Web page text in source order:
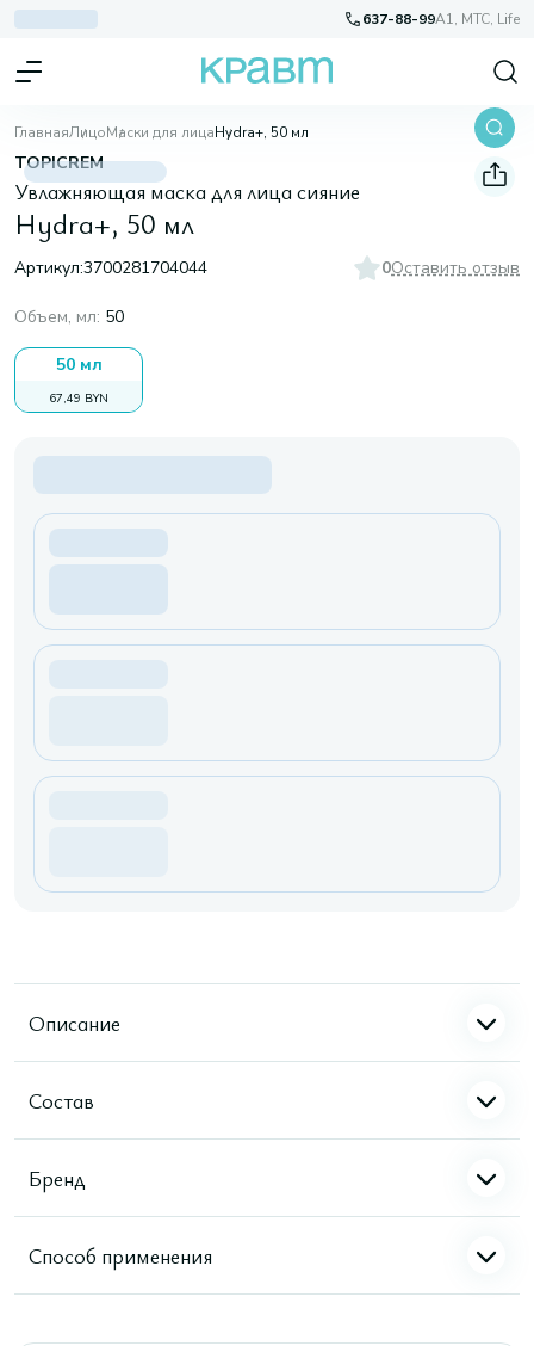
637-88-99A1, МТС, Life
ГлавнаяЛицоМаски для лицаHydra+, 50 мл
TOPICREM
Увлажняющая маска для лица сияние
Hydra+, 50 мл
Артикул:3700281704044 0Оставить отзыв
Объем, мл: 50
50 мл
67,49 BYN
Описание
Состав
Бренд
Способ применения